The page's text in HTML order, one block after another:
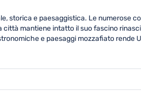
storica e paesaggistica. Le numerose
mantiene intatto il suo fascino
e paesaggi mozzafiato rende